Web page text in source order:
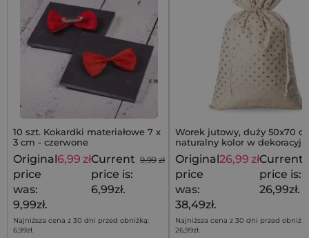
10 szt. Kokardki materiałowe 7 x
3 cm - czerwone
9,99 zł
Original
price
was:
9,99zł.
6,99 złCurrent
price is:
6,99zł.
Najniższa cena z 30 dni przed obniżką:
6,99zł.
Worek jutowy, duży 50x70
naturalny kolor w
złote kropki, na prezenty
Original
price
was:
38,49zł.
26,99 złCurrent
price is:
26,99zł.
Najniższa cena z 30 dni przed
26,99zł.